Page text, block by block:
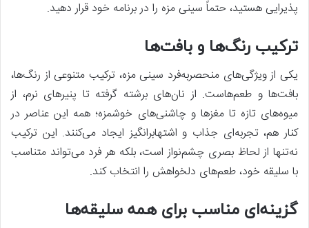
پذیرایی هستید، حتماً سینی مزه را در برنامه خود قرار دهید.
ترکیب رنگ‌ها و بافت‌ها
یکی از ویژگی‌های منحصربه‌فرد سینی مزه، ترکیب متنوعی از رنگ‌ها،
بافت‌ها و طعم‌هاست. از نان‌های برشته گرفته تا پنیرهای نرم، از
میوه‌های تازه تا مغزها و چاشنی‌های خوشمزه؛ همه این عناصر در
کنار هم، تجربه‌ای جذاب و اشتهابرانگیز ایجاد می‌کنند. این ترکیب
نه‌تنها از لحاظ بصری چشم‌نواز است، بلکه هر فرد می‌تواند متناسب
با سلیقه خود، طعم‌های دلخواهش را انتخاب کند.
گزینه‌ای مناسب برای همه سلیقه‌ها